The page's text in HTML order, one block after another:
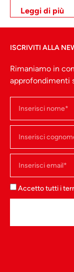
Leggi di più
ISCRIVITI ALLA
Rimaniamo in
approfondimenti
Accetto tutti i